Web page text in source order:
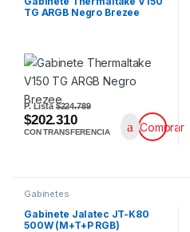
TG ARGB Negro Brezee
P. Lista$224.789
$202.310
CON TRANSFERENCIA Comprar
Gabinetes
Gabinete Jalatec JT-K80
500W (M+T+P RGB)